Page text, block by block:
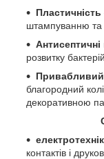
Пластичність
штампуванню та
Антисептичні
розвитку
Привабливий
благородний
декоративною
Сфери
контактів і